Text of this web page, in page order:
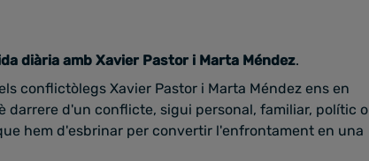
diària amb Xavier Pastor i Marta Méndez.
conflictòlegs Xavier Pastor i Marta Méndez ens en
darrere d'un conflicte, sigui personal, familiar, polític o
hem d'esbrinar per convertir l'enfrontament en una